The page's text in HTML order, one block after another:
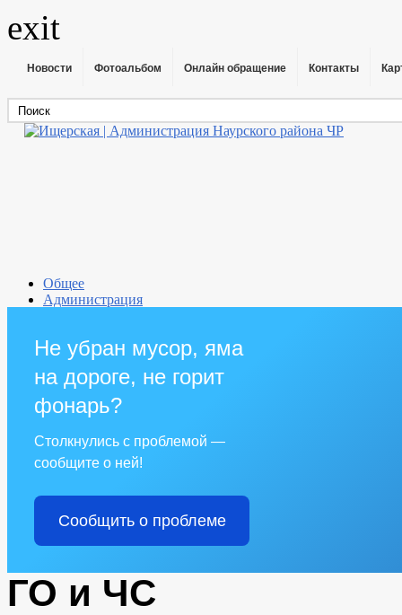
exit
Новости Фотоальбом Онлайн обращение Контакты
Общее
Администрация
Правовые акты
Бюджет
Муниципальные услуги
Прием граждан
Решения по изменению Устава
Не убран мусор, яма
на дороге, не горит
фонарь?
Столкнулись с проблемой —
сообщите о ней!
Сообщить о проблеме
ГО и ЧС